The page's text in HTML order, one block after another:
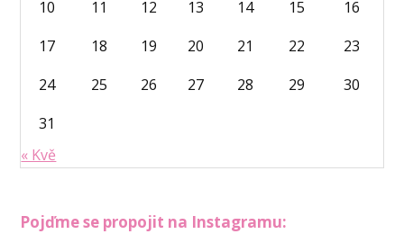
10 11 12 13 14 15
16
17
18 19 20 21 22
23
24
25 26 27 28 29
30
31
« Kvě
Pojďme se propojit na Instagramu: